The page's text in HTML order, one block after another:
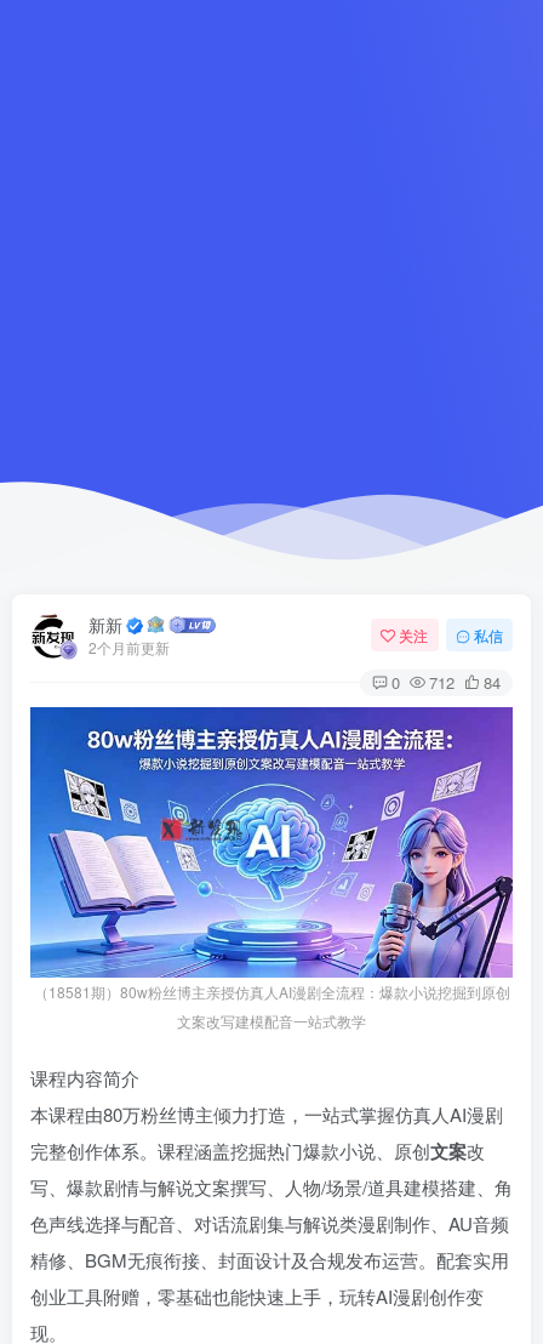
新新
2个月前更新
关注 私信
0 712 84
（18581期）80w粉丝博主亲授仿真人AI漫剧全流程：爆款小说挖掘到原创
文案改写建模配音一站式教学
课程内容简介
本课程由80万粉丝博主倾力打造，一站式掌握仿真人AI漫剧
完整创作体系。课程涵盖挖掘热门爆款小说、原创文案改
写、爆款剧情与解说文案撰写、人物/场景/道具建模搭建、角
色声线选择与配音、对话流剧集与解说类漫剧制作、AU音频
精修、BGM无痕衔接、封面设计及合规发布运营。配套实用
创业工具附赠，零基础也能快速上手，玩转AI漫剧创作变
现。